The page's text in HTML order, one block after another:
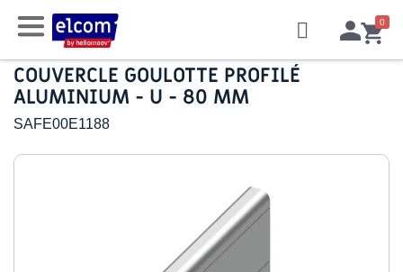
COUVERCLE GOULOTTE PROFILÉ
ALUMINIUM - U - 80 MM
SAFE00E1188